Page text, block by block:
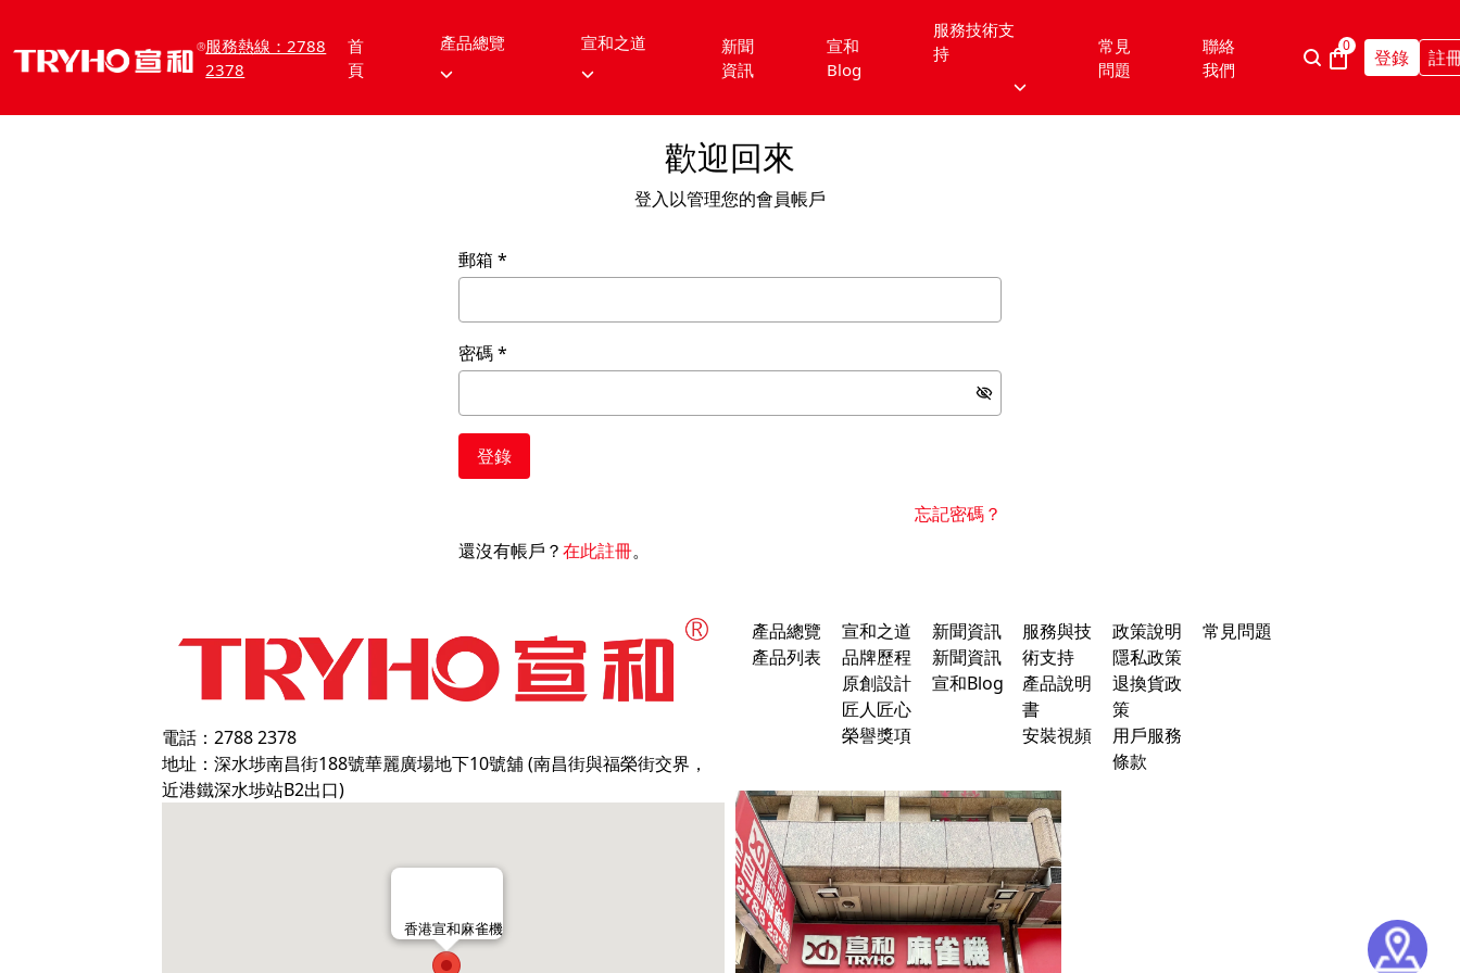
服務熱線：2788
2378
首
頁
產品總覽 宣和之道
新聞
資訊
宣和
Blog
服務技術支
持
常見
問題
聯絡
我們
0
登錄 註
歡迎回來
登入以管理您的會員帳戶
郵箱
密碼
登錄
忘記密碼？
還沒有帳戶？在此註冊。
電話：2788 2378
地址：深水埗南昌街188號華麗廣場地下10號舖 (南昌街與福榮街交界，
近港鐵深水埗站B2出口)
香港宣和麻雀機
產品總覽
產品列表
宣和之道
品牌歷程
原創設計
匠人匠心
榮譽獎項
新聞資訊
新聞資訊
宣和Blog
服務與技
術支持
產品說明
書
安裝視頻
政策說明
隱私政策
退換貨政
策
用戶服務
條款
常見問題